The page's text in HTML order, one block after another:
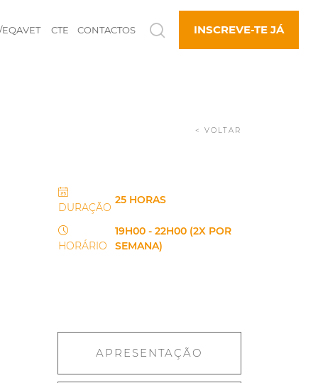
EQAVET CTE CONTACTOS INSCREVE-TE JÁ
< VOLTAR
DURAÇÃO
25 HORAS
HORÁRIO
19H00 - 22H00 (2X POR
SEMANA)
APRESENTAÇÃO